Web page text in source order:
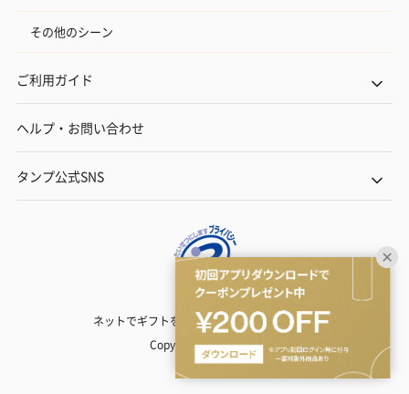
その他のシーン
ご利用ガイド
ヘルプ・お問い合わせ
タンプ公式SNS
ネットでギフトを贈るなら | TANP（タンプ）
Copyright© TANP Inc.